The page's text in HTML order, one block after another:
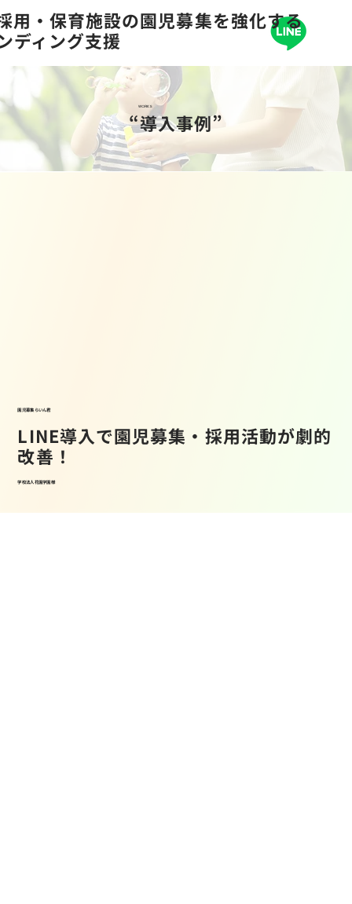
用・保育施設の園児募集を強化する
ディング支援
WORKS
“導入事例”
園児募集らいん君
LINE導入で園児募集・採用活動が劇的
改善！
学校法人花園学園様